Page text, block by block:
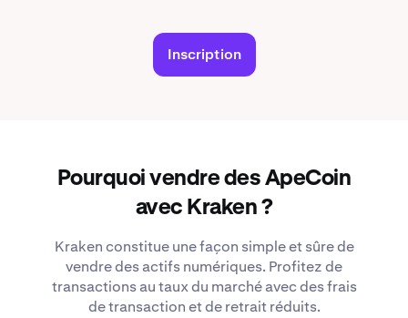
Inscription
Pourquoi vendre des ApeCoin
avec Kraken ?
Kraken constitue une façon simple et sûre de
vendre des actifs numériques. Profitez de
transactions au taux du marché avec des frais
de transaction et de retrait réduits.